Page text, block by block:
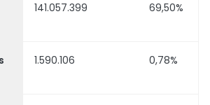
141.057.399 69,50%
1.590.106 0,78%